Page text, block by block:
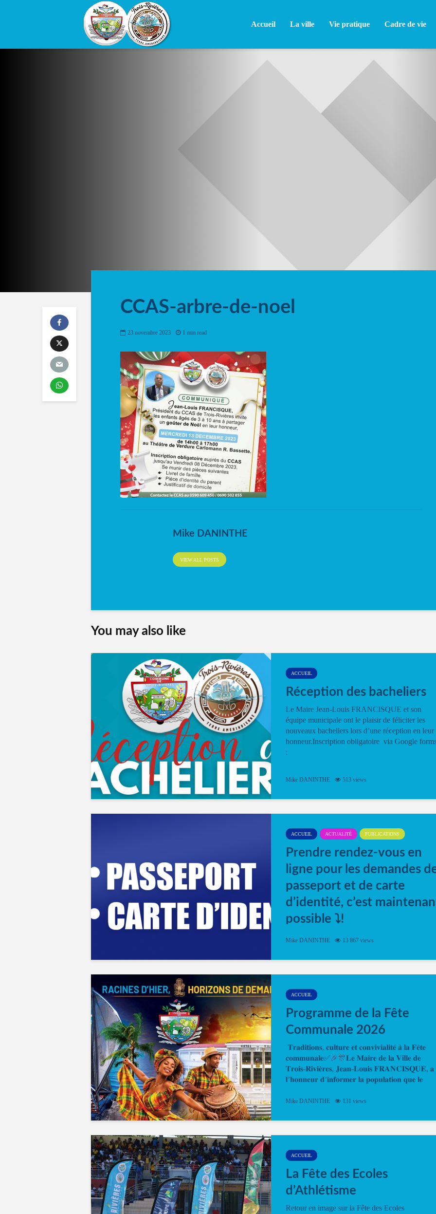
Accueil La ville Vie pratique Cadre de vie
CCAS-arbre-de-noel
23 novembre 2023 1 min read
Mike DANINTHE
VIEW ALL POSTS
You may also like
ACCUEIL
Réception des bacheliers
Le Maire Jean-Louis FRANCISQUE et son
équipe municipale ont le plaisir de féliciter les
nouveaux bacheliers lors d’une réception en leur
honneur.Inscription obligatoire via Google
:
Mike DANINTHE 513 views
ACCUEIL ACTUALITÉ PUBLICATIONS
Prendre rendez-vous en
ligne pour les demandes
passeport et de carte
d’identité, c’est
possible ⤵️!
Désormais, il est possible de prendre rendez-
Mike DANINTHE 13 867 views
ACCUEIL
Programme de la Fête
Communale 2026
𝐓𝐫𝐚𝐝𝐢𝐭𝐢𝐨𝐧𝐬, 𝐜𝐮𝐥𝐭𝐮𝐫𝐞 𝐞𝐭 𝐜𝐨𝐧𝐯𝐢𝐯𝐢𝐚𝐥𝐢𝐭𝐞́ 𝐚̀ 𝐥𝐚 𝐅𝐞̂𝐭𝐞
𝐜𝐨𝐦𝐦𝐮𝐧𝐚𝐥𝐞✅🎉🎊𝐋𝐞 𝐌𝐚𝐢𝐫𝐞 𝐝𝐞 𝐥𝐚 𝐕𝐢𝐥𝐥𝐞 𝐝𝐞
𝐓𝐫𝐨𝐢𝐬-𝐑𝐢𝐯𝐢𝐞̀𝐫𝐞𝐬, 𝐉𝐞𝐚𝐧-𝐋𝐨𝐮𝐢𝐬 𝐅𝐑𝐀𝐍𝐂𝐈𝐒𝐐𝐔𝐄, 𝐚
𝐥’𝐡𝐨𝐧𝐧𝐞𝐮𝐫 𝐝’𝐢𝐧𝐟𝐨𝐫𝐦𝐞𝐫 𝐥𝐚 𝐩𝐨𝐩𝐮𝐥𝐚𝐭𝐢𝐨𝐧 𝐪𝐮𝐞 𝐥𝐞
Mike DANINTHE 131 views
ACCUEIL
La Fête des Ecoles
d’Athlétisme
Retour en image sur la Fête des Ecoles